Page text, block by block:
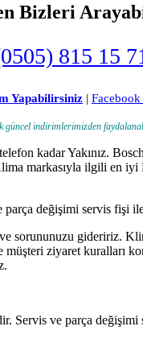
Bizleri
815 15
Yapabilirsiniz | Facebook
güncel indirimlerimizden
kadar Yakınız.
markasıyla ilgili en
değişimi servis fişi
gideririz.
ziyaret kuralları
Servis ve parça